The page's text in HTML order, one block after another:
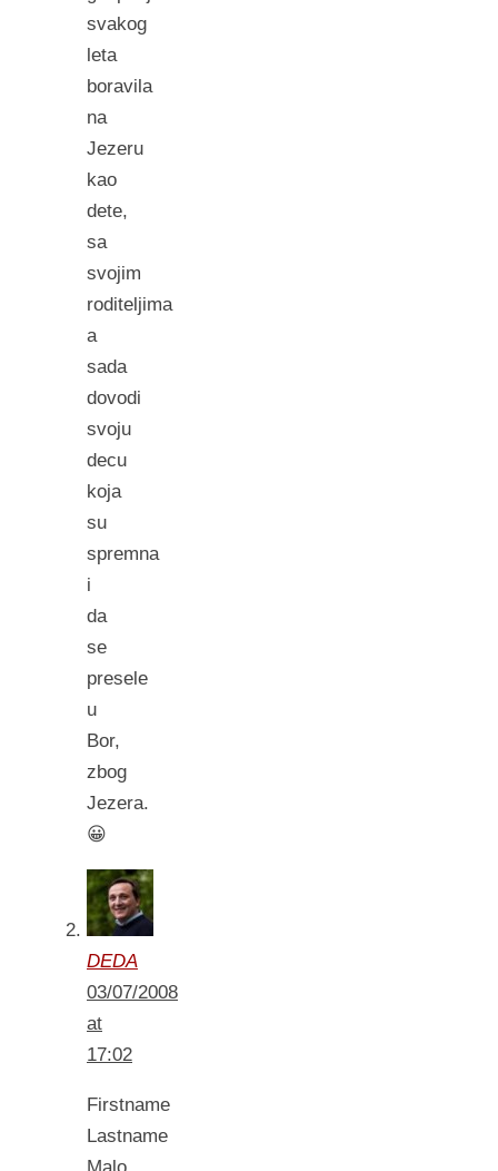
svakog
leta
boravila
na
Jezeru
kao
dete,
sa
svojim
roditeljima
a
sada
dovodi
svoju
decu
koja
su
spremna
i
da
se
presele
u
Bor,
zbog
Jezera.
😀
DEDA
03/07/2008
at
17:02
Firstname
Lastname